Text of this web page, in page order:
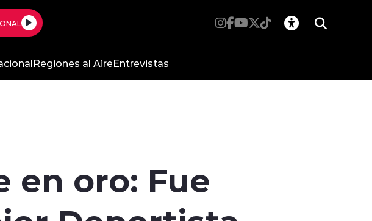
Regiones al AireEntrevistas
en oro: Fue